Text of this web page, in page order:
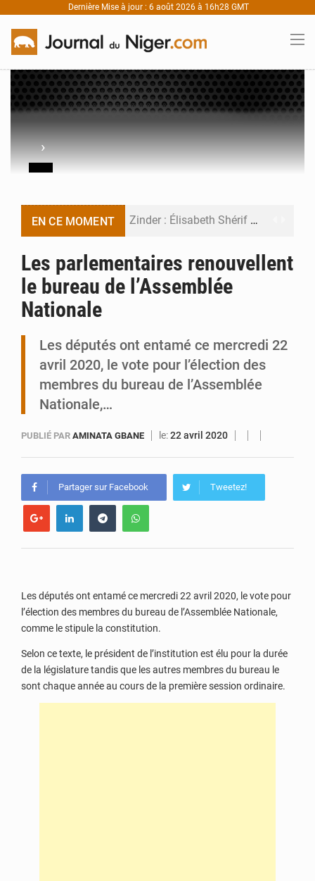
Dernière Mise à jour : 6 août 2026 à 16h28 GMT
›
EN CE MOMENT Zinder : Élisabeth Shérif visite l’école Birni Garçon
Tahoua : Élisabeth Shérif inspecte le Collège Scientifique
Tibiri : le dialogue, nouveau terrain de jeu pour la paix
Les parlementaires renouvellent
le bureau de l’Assemblée
Nationale
Les députés ont entamé ce mercredi 22
avril 2020, le vote pour l’élection des
membres du bureau de l’Assemblée
Nationale,…
PUBLIÉ PAR AMINATA GBANE le:22 avril 2020
Partager sur Facebook Tweetez!
Les députés ont entamé ce mercredi 22 avril 2020, le vote pour
l’élection des membres du bureau de l’Assemblée Nationale,
comme le stipule la constitution.
Selon ce texte, le président de l’institution est élu pour la durée
de la législature tandis que les autres membres du bureau le
sont chaque année au cours de la première session ordinaire.